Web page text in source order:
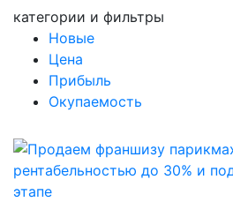
категории и фильтры
Новые
Цена
Прибыль
Окупаемость